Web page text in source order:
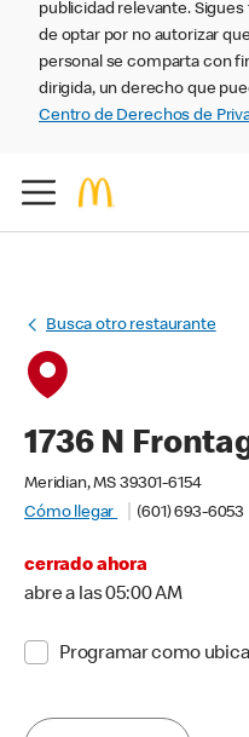
publicidad relevante.
de optar por no autorizar
personal se comparta con
dirigida, un derecho que
Centro de Derechos de
Busca otro restaurante
1736 N
Meridian, MS 39301-6154
Cómo llegar
(601) 693-6053
cerrado ahora
abre a las 05:00 AM
Programar como